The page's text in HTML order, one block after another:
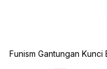
Funism Gantungan